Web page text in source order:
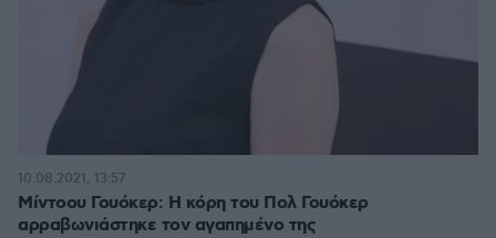
Μίντοου Γουόκερ: Η κόρη του Πολ Γουόκερ
αρραβωνιάστηκε τον αγαπημένο της
10.08.2021, 13:57